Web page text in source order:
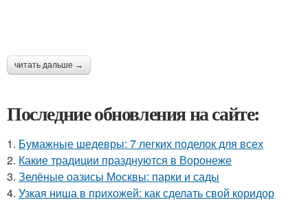
читать дальше →
Последние обновления на сайте:
1. Бумажные шедевры: 7 легких поделок для всех
2. Какие традиции празднуются в Воронеже
3. Зелёные оазисы Москвы: парки и сады
4. Узкая ниша в прихожей: как сделать свой коридор